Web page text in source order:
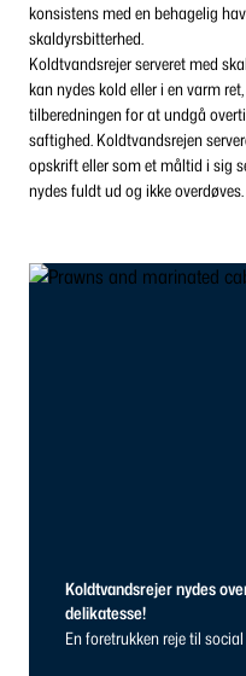
konsistens med en behagelig
skaldyrsbitterhed.
Koldtvandsrejer serveret med
kan nydes kold eller i en varm
tilberedningen for at undgå
saftighed. Koldtvandsrejen
opskrift eller som et måltid i sig
nydes fuldt ud og ikke overdøves.
Koldtvandsrejer nydes
delikatesse!
En foretrukken reje til